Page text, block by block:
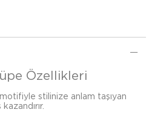
Özellikleri
stilinize anlam taşıyan